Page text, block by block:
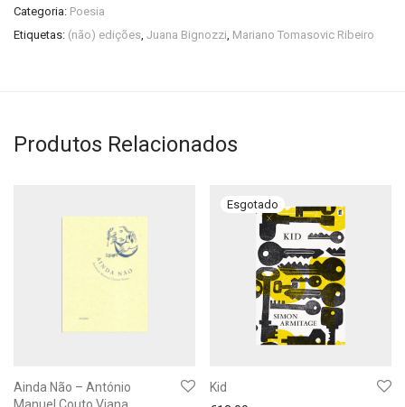
Categoria: Poesia
Etiquetas: (não) edições, Juana Bignozzi, Mariano Tomasovic Ribeiro
Produtos Relacionados
Ainda Não – António
Kid